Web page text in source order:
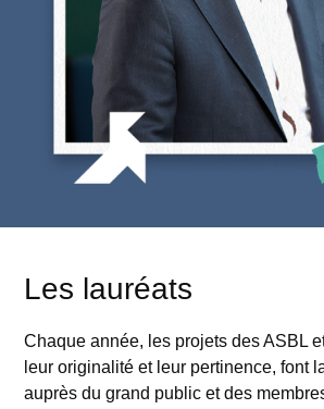
Les lauréats
Chaque année, les projets des ASBL
leur originalité et leur pertinence, font
auprès du grand public et des